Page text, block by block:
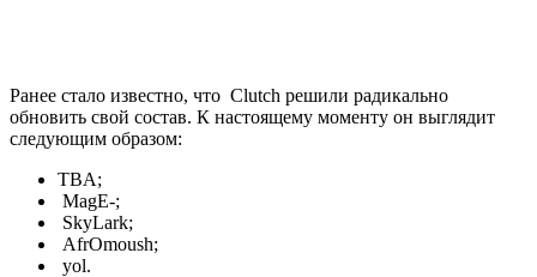
Ранее стало известно, что Clutch решили радикально
обновить свой состав. К настоящему моменту он выглядит
следующим образом:
TBA;
MagE-;
SkyLark;
AfrOmoush;
yol.